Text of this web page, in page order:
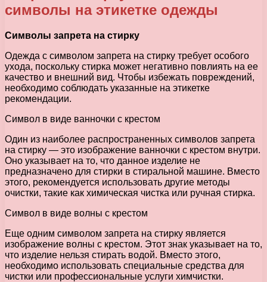
символы на этикетке одежды
Символы запрета на стирку
Одежда с символом запрета на стирку требует особого
ухода, поскольку стирка может негативно повлиять на ее
качество и внешний вид. Чтобы избежать повреждений,
необходимо соблюдать указанные на этикетке
рекомендации.
Символ в виде ванночки с крестом
Один из наиболее распространенных символов запрета
на стирку — это изображение ванночки с крестом внутри.
Оно указывает на то, что данное изделие не
предназначено для стирки в стиральной машине. Вместо
этого, рекомендуется использовать другие методы
очистки, такие как химическая чистка или ручная стирка.
Символ в виде волны с крестом
Еще одним символом запрета на стирку является
изображение волны с крестом. Этот знак указывает на то,
что изделие нельзя стирать водой. Вместо этого,
необходимо использовать специальные средства для
чистки или профессиональные услуги химчистки.